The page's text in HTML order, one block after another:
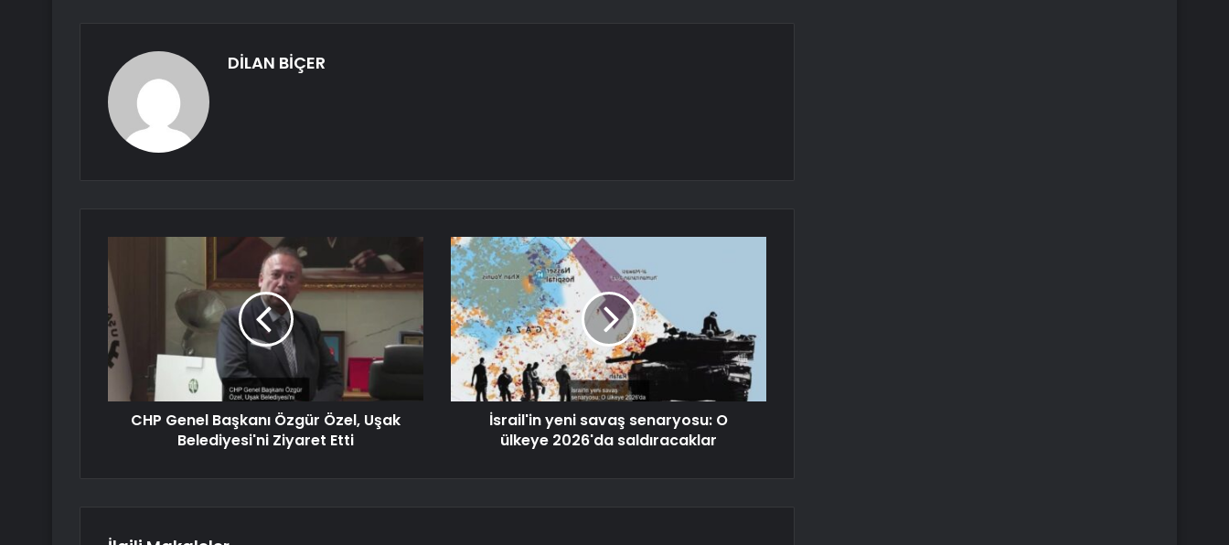
DİLAN BİÇER
CHP Genel Başkanı Özgür Özel, Uşak
Belediyesi'ni Ziyaret Etti
İsrail'in yeni savaş senaryosu: O
ülkeye 2026'da saldıracaklar